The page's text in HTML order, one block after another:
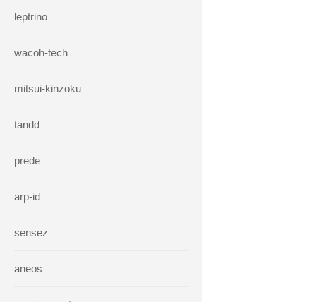
leptrino
wacoh-tech
mitsui-kinzoku
tandd
prede
arp-id
sensez
aneos